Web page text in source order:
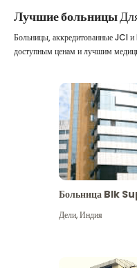
Лучшие больницы
Больницы, аккредитованные JCI
доступным ценам и лучшим
Больница Blk
Дели,Индия